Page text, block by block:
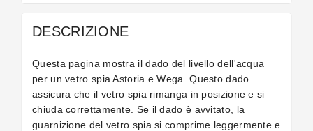
DESCRIZIONE
Questa pagina mostra il dado del livello dell'acqua
per un vetro spia Astoria e Wega. Questo dado
assicura che il vetro spia rimanga in posizione e si
chiuda correttamente. Se il dado è avvitato, la
guarnizione del vetro spia si comprime leggermente e